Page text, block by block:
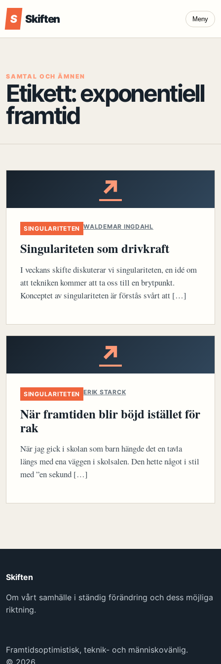
S Skiften Meny
SAMTAL OCH ÄMNEN
Etikett:exponentiell
framtid
↗
SINGULARITETEN WALDEMAR INGDAHL
Singulariteten som drivkraft
I veckans skifte diskuterar vi singulariteten, en idé om
att tekniken kommer att ta oss till en brytpunkt.
Konceptet av singulariteten är förstås svårt att […]
↗
SINGULARITETEN ERIK STARCK
När framtiden blir böjd istället för
rak
När jag gick i skolan som barn hängde det en tavla
längs med ena väggen i skolsalen. Den hette något i stil
med ”en sekund […]
Skiften
Om vårt samhälle i ständig förändring och dess möjliga
riktning.
Framtidsoptimistisk, teknik- och människovänlig.